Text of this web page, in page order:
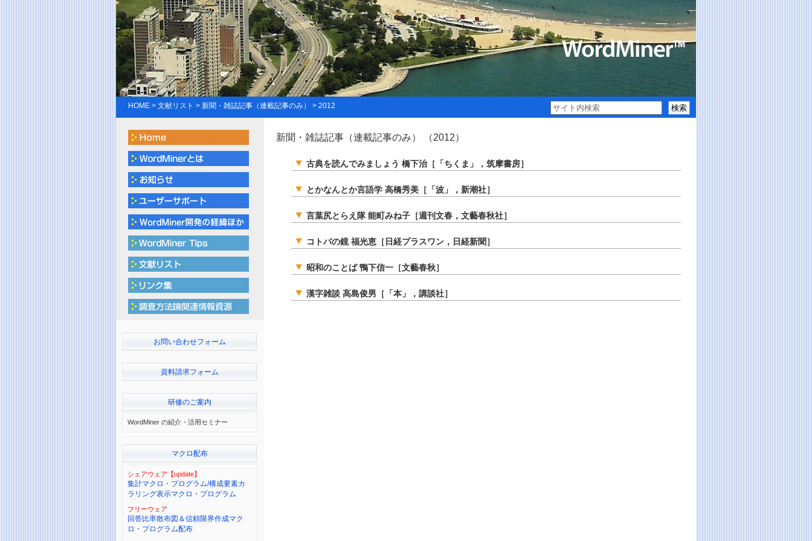
HOME > 文献リスト > 新聞・雑誌記事（連載記事のみ） > 2012
お問い合わせフォーム
資料請求フォーム
研修のご案内
WordMiner の紹介・活用セミナー
マクロ配布
シェアウェア【update】
集計マクロ・プログラム/構成要素カ
ラリング表示マクロ・プログラム
フリーウェア
回答比率散布図＆信頼限界作成マク
ロ・プログラム配布
新聞・雑誌記事（連載記事のみ） （2012）
古典を読んでみましょう 橋下治［「ちくま」，筑摩書房］
とかなんとか言語学 高橋秀美［「波」，新潮社］
言葉尻とらえ隊 能町みね子［週刊文春，文藝春秋社］
コトバの鏡 福光恵［日経プラスワン，日経新聞］
昭和のことば 鴨下信一［文藝春秋］
漢字雑談 高島俊男［「本」，講談社］